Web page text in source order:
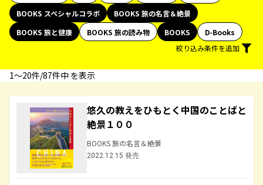
BOOKS スペシャルコラボ
BOOKS 旅の名言＆絶景
BOOKS 旅と健康
BOOKS 旅の読み物 BOOKS
D-Books
絞り込み条件を追加
1〜20件/87件中 を表示
悠久の教えをひもとく中国のことばと
絶景１００
BOOKS 旅の名言＆絶景
2022.12.15 発売